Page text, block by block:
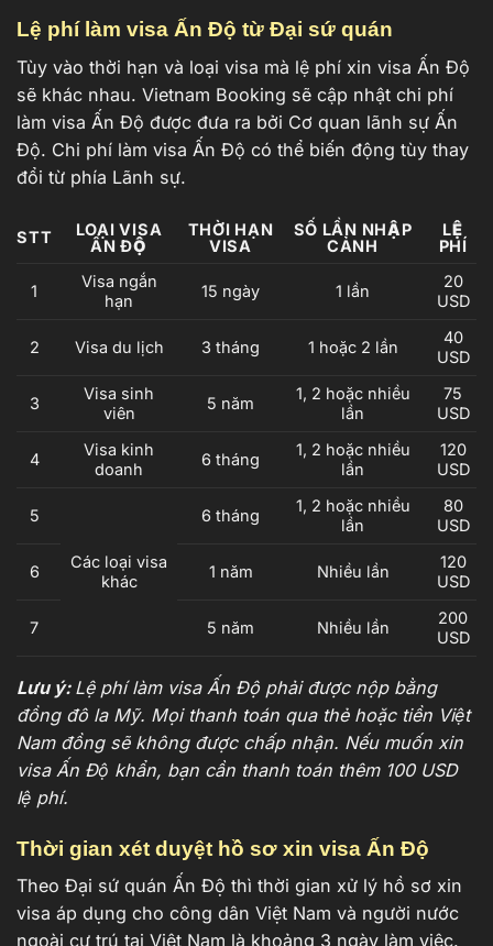
Lệ phí làm visa Ấn Độ từ Đại sứ quán
Tùy vào thời hạn và loại visa mà lệ phí xin visa Ấn Độ
sẽ khác nhau. Vietnam Booking sẽ cập nhật chi phí
làm visa Ấn Độ được đưa ra bởi Cơ quan lãnh sự Ấn
Độ. Chi phí làm visa Ấn Độ có thể biến động tùy thay
đổi từ phía Lãnh sự.
STT
LOẠI VISA
ẤN ĐỘ
THỜI HẠN
VISA
SỐ LẦN NHẬP
CẢNH
LỆ
PHÍ
1
Visa ngắn
hạn
15 ngày 1 lần
20
USD
2 Visa du lịch 3 tháng 1 hoặc 2 lần
40
USD
3
Visa sinh
viên
5 năm
1, 2 hoặc nhiều
lần
75
USD
4
Visa kinh
doanh
6 tháng
1, 2 hoặc nhiều
lần
120
USD
5
Các loại visa
khác
6 tháng
1, 2 hoặc nhiều
lần
80
USD
6 1 năm Nhiều lần
120
USD
7 5 năm Nhiều lần
200
USD
Lưu ý: Lệ phí làm visa Ấn Độ phải được nộp bằng
đồng đô la Mỹ. Mọi thanh toán qua thẻ hoặc tiền Việt
Nam đồng sẽ không được chấp nhận. Nếu muốn xin
visa Ấn Độ khẩn, bạn cần thanh toán thêm 100 USD
lệ phí.
Thời gian xét duyệt hồ sơ xin visa Ấn Độ
Theo Đại sứ quán Ấn Độ thì thời gian xử lý hồ sơ xin
visa áp dụng cho công dân Việt Nam và người nước
ngoài cư trú tại Việt Nam là khoảng 3 ngày làm việc.